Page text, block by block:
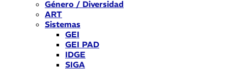
Género / Diversidad
ART
Sistemas
GEI
GEI PAD
IDGE
SIGA